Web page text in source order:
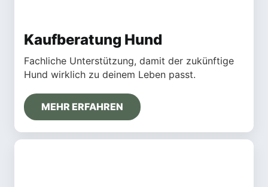
Kaufberatung Hund
Fachliche Unterstützung, damit der zukünftige
Hund wirklich zu deinem Leben passt.
MEHR ERFAHREN